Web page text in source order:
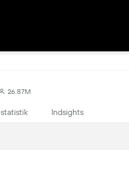
26.87M
statistik Indsights